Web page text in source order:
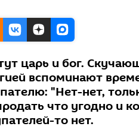
царь и бог.
вспоминают
"Нет-нет,
что угодно и
то нет.